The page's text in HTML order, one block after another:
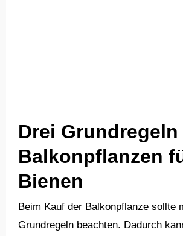
Drei
Balkonpflanzen
Bienen
Beim Kauf der Balkonpflanze sollte
Grundregeln beachten. Dadurch